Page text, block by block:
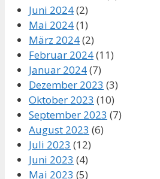
Juni 2024(2)
Mai 2024(1)
März 2024(2)
Februar 2024(11)
Januar 2024(7)
Dezember 2023 (3)
Oktober 2023 (10)
September 2023 (7)
August 2023 (6)
Juli 2023 (12)
Juni 2023 (4)
Mai 2023 (5)